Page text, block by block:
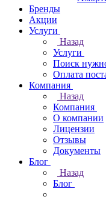
Бренды
Акции
Услуги
Назад
Услуги
Поиск
Оплата
Компания
Назад
Компания
О компании
Лицензии
Отзывы
Документы
Блог
Назад
Блог